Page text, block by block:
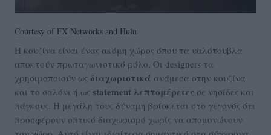
Courtesy of FX Networks and Hulu
Η κουζίνα είναι ένας ακόμη χώρος όπου τα υαλότουβλα
αποκτούν πρωταγωνιστικό ρόλο. Οι designers τα
χρησιμοποιούν ως διαχωριστικά ανάμεσα στην κουζίνα
και το σαλόνι ή ως statement λεπτομέρειες σε νησίδες και
πάγκους. Η μεγάλη τους δύναμη βρίσκεται στο γεγονός ότι
προσφέρουν οπτικό διαχωρισμό χωρίς να απομονώνουν